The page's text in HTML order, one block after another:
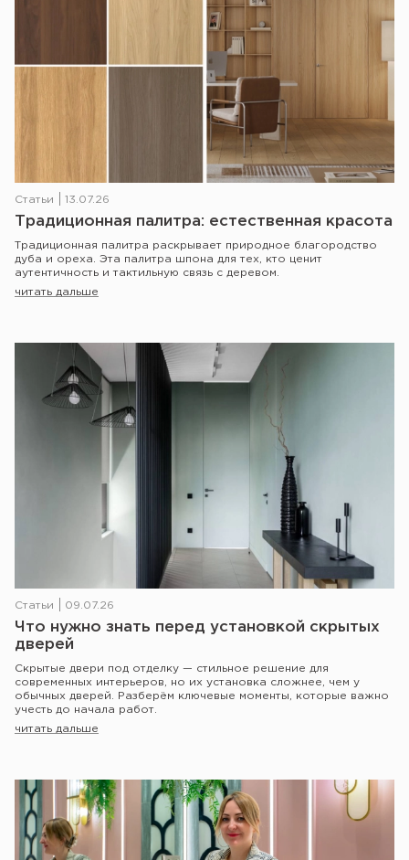
Статьи 13.07.26
Традиционная палитра: естественная красота
Традиционная палитра раскрывает природное благородство
дуба и ореха. Эта палитра шпона для тех, кто ценит
аутентичность и тактильную связь с деревом.
читать дальше
Статьи 09.07.26
Что нужно знать перед установкой скрытых
дверей
Скрытые двери под отделку — стильное решение для
современных интерьеров, но их установка сложнее, чем у
обычных дверей. Разберём ключевые моменты, которые важно
учесть до начала работ.
читать дальше